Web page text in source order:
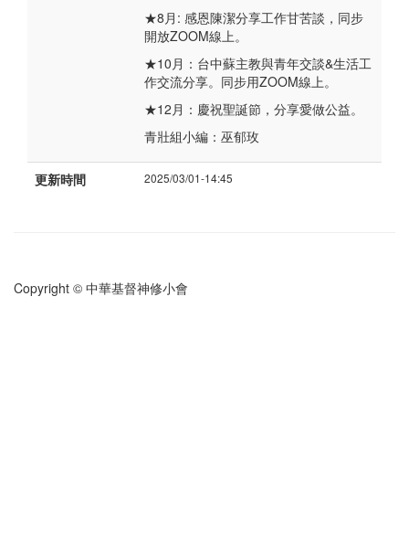
★8月: 感恩陳潔分享工作甘苦談，同步
開放ZOOM線上。
★10月：台中蘇主教與青年交談&生活工
作交流分享。同步用ZOOM線上。
★12月：慶祝聖誕節，分享愛做公益。
青壯組小編：巫郁玫
更新時間 2025/03/01-14:45
Copyright © 中華基督神修小會